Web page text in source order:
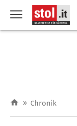
» Chronik